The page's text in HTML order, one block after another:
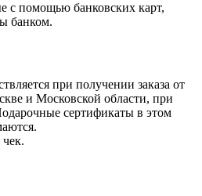
с помощью банковских карт,
банком.
при получении заказа от
и Московской области, при
сертификаты в этом